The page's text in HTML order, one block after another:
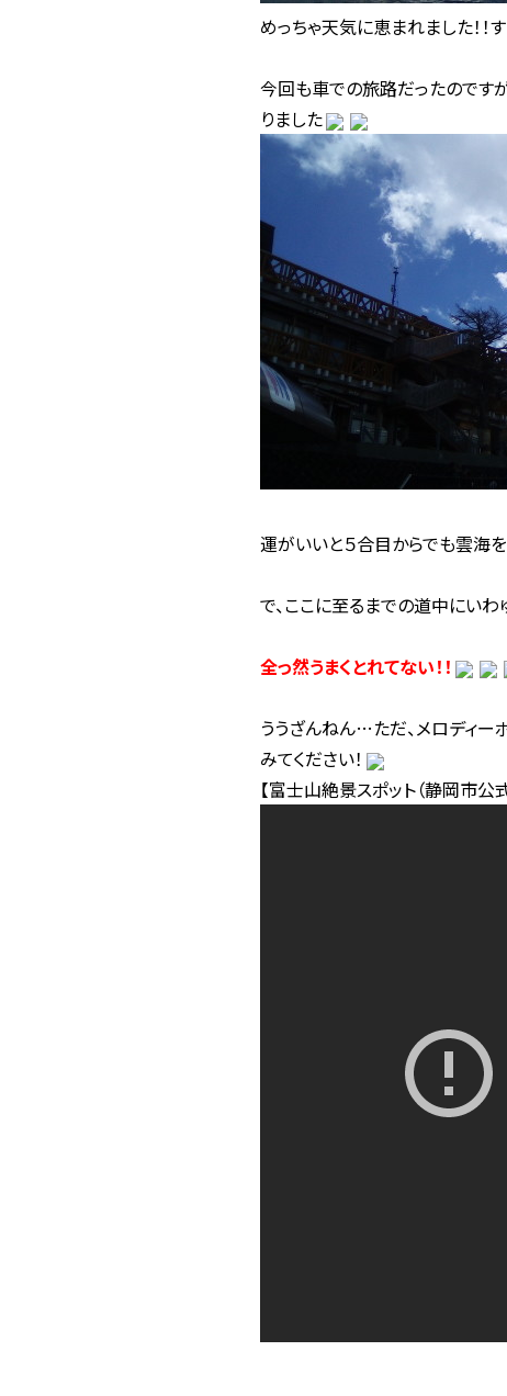
めっちゃ天気に恵まれました！！
今回も車での旅路だったのです
りました
運がいいと５合目からでも雲海
で、ここに至るまでの道中にいわ
全っ然うまくとれてない！！
ううざんねん…ただ、メロディー
みてください！
【富士山絶景スポット（静岡市公式